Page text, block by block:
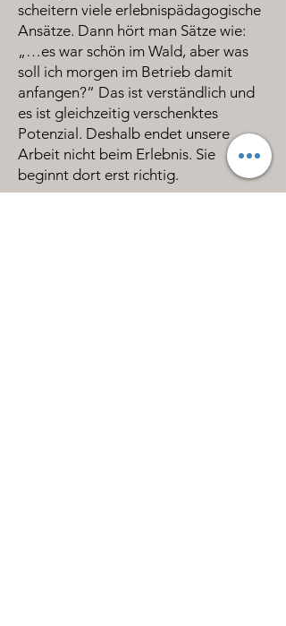
scheitern viele erlebnispädagogische
Ansätze. Dann hört man Sätze wie:
„…es war schön im Wald, aber was
soll ich morgen im Betrieb damit
anfangen?“ Das ist verständlich und
es ist gleichzeitig verschenktes
Potenzial. Deshalb endet unsere
Arbeit nicht beim Erlebnis. Sie
beginnt dort erst richtig.